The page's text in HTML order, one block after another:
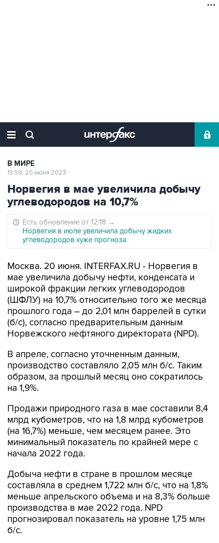
В МИРЕ
13:59, 20 июня 2023
Норвегия в мае увеличила добычу
углеводородов на 10,7%
Есть обновление от 12:18 →
Норвегия в июле увеличила добычу жидких
углеводородов хуже прогноза
Москва. 20 июня. INTERFAX.RU - Норвегия в
мае увеличила добычу нефти, конденсата и
широкой фракции легких углеводородов
(ШФЛУ) на 10,7% относительно того же месяца
прошлого года – до 2,01 млн баррелей в сутки
(б/с), согласно предварительным данным
Норвежского нефтяного директората (NPD).
В апреле, согласно уточненным данным,
производство составляло 2,05 млн б/с. Таким
образом, за прошлый месяц оно сократилось
на 1,9%.
Продажи природного газа в мае составили 8,4
млрд кубометров, что на 1,8 млрд кубометров
(на 16,7%) меньше, чем месяцем ранее. Это
минимальный показатель по крайней мере с
начала 2022 года.
Добыча нефти в стране в прошлом месяце
составляла в среднем 1,722 млн б/с, что на 1,8%
меньше апрельского объема и на 8,3% больше
производства в мае 2022 года. NPD
прогнозировал показатель на уровне 1,75 млн
б/с.